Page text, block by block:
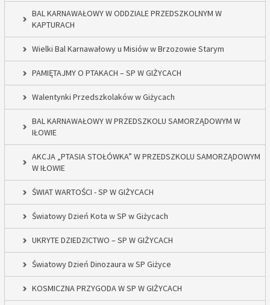
BAL KARNAWAŁOWY W ODDZIALE PRZEDSZKOLNYM W
KAPTURACH
Wielki Bal Karnawałowy u Misiów w Brzozowie Starym
PAMIĘTAJMY O PTAKACH – SP W GIŻYCACH
Walentynki Przedszkolaków w Giżycach
BAL KARNAWAŁOWY W PRZEDSZKOLU SAMORZĄDOWYM W
IŁOWIE
AKCJA „PTASIA STOŁÓWKA” W PRZEDSZKOLU SAMORZĄDOWYM
W IŁOWIE
ŚWIAT WARTOŚCI - SP W GIŻYCACH
Światowy Dzień Kota w SP w Giżycach
UKRYTE DZIEDZICTWO – SP W GIŻYCACH
Światowy Dzień Dinozaura w SP Giżyce
KOSMICZNA PRZYGODA W SP W GIŻYCACH